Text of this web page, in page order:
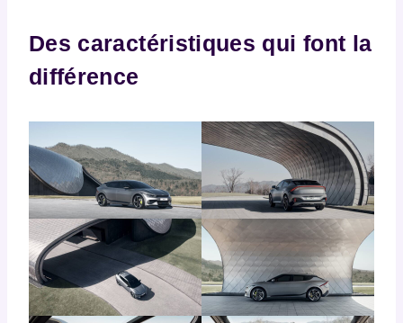
Des caractéristiques qui font la
différence